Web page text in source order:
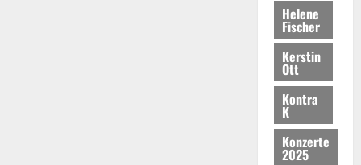
Helene
Fischer
Kerstin
Ott
Kontra
K
Konzerte
2025